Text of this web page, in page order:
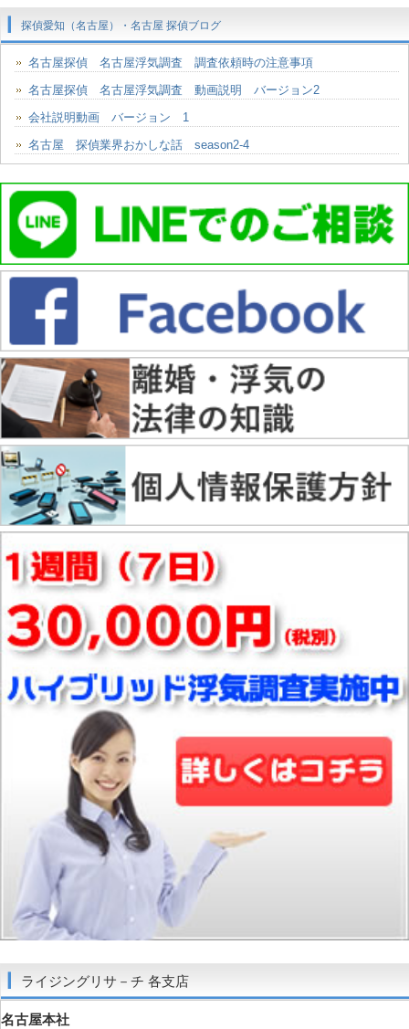
探偵愛知（名古屋）・名古屋 探偵ブログ
名古屋探偵 名古屋浮気調査 調査依頼時の注意事項
名古屋探偵 名古屋浮気調査 動画説明 バージョン2
会社説明動画 バージョン 1
名古屋 探偵業界おかしな話 season2-4
ライジングリサ－チ 各支店
名古屋本社